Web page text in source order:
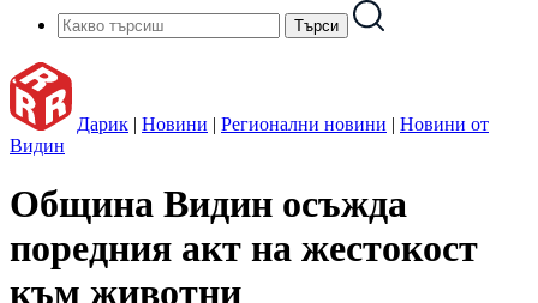
Дарик | Новини | Регионални новини | Новини от
Видин
Община Видин осъжда
поредния акт на жестокост
към животни